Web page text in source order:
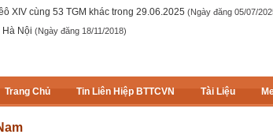
XIV cùng 53 TGM khác trong 29.06.2025 (Ngày đăng 05/07/
Nội (Ngày đăng 18/11/2018)
Trang Chủ Tin Liên Hiệp BTTCVN Tài Liệu